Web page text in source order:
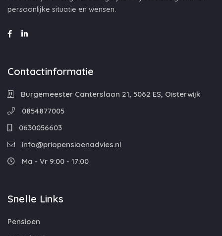
persoonlijke situatie en wensen.
Contactinformatie
Burgemeester Canterslaan 21, 5062 ES, Oisterwijk
0854877005
0630056603
info@priopensioenadvies.nl
Ma - Vr 9:00 - 17:00
Snelle Links
Pensioen